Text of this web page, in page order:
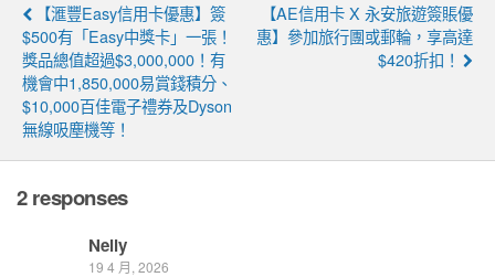
【滙豐easy信用卡優惠】簽
$500有「easy中獎卡」一張！
獎品總值超過$3,000,000！有
機會中1,850,000易賞錢積分、
$10,000百佳電子禮券及Dyson
無線吸塵機等！
【AE信用卡 X 永安旅遊簽賬優
惠】參加旅行團或郵輪，享高達
$420折扣！
2 responses
Nelly
19 4 月, 2026